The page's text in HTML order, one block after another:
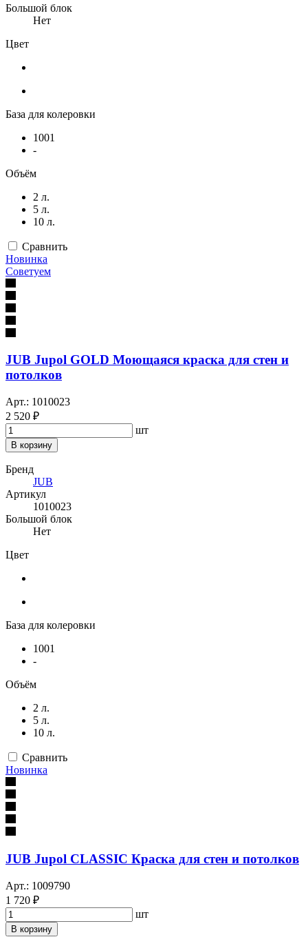
Большой блок
Нет
Цвет
База для колеровки
1001
-
Объём
2 л.
5 л.
10 л.
Сравнить
Новинка
Советуем
JUB Jupol GOLD Моющаяся краска для стен и
потолков
Арт.: 1010023
2 520 ₽
шт
В корзину
Бренд
JUB
Артикул
1010023
Большой блок
Нет
Цвет
База для колеровки
1001
-
Объём
2 л.
5 л.
10 л.
Сравнить
Новинка
JUB Jupol CLASSIC Краска для стен и потолков
Арт.: 1009790
1 720 ₽
шт
В корзину